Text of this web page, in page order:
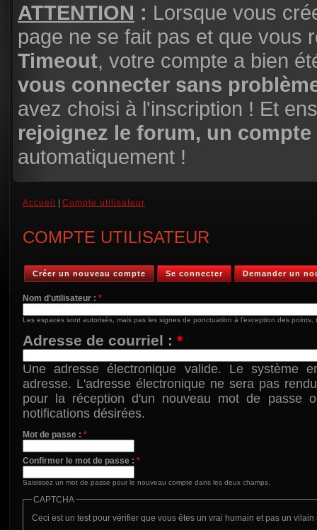
ATTENTION : Lorsque vous
page ne se fait pas et que vous
Timeout, votre compte a bien
vous connecter sans
avez choisi à l'inscription ! Et
rejoignez le forum, un
automatiquement !
Accueil Compte utilisateur
COMPTE UTILISATEUR
Créer un nouveau compte Se connecter Demander un
Nom d'utilisateur : *
Les espaces sont autorisés, mais pas les signes de ponctuation à l'exception des points,
Adresse de courriel : *
Une adresse électronique valide. Le système
adresse. L'adresse électronique ne sera pas
pour la réception d'un nouveau mot de passe
notifications désirées.
Mot de passe : *
Confirmer le mot de passe : *
Saisissez un mot de passe pour le nouveau compte dans les deux champs.
CAPTCHA
Ceci est un test pour vérifier que vous êtes un vrai humain et pas un